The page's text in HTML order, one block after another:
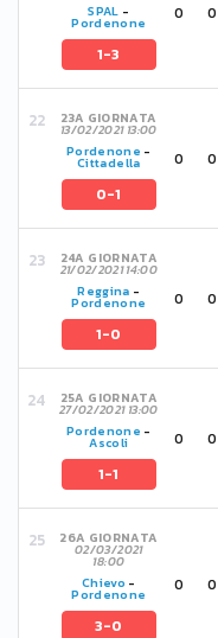
SPAL -
Pordenone
1-3
0 0
23A GIORNATA
13/02/2021 13:00
Pordenone -
Cittadella
0-1
0 0
24A GIORNATA
21/02/2021 14:00
Reggina -
Pordenone
1-0
0 0
25A GIORNATA
27/02/2021 13:00
Pordenone -
Ascoli
1-1
0 0
26A GIORNATA
02/03/2021
18:00
Chievo -
Pordenone
3-0
0 0